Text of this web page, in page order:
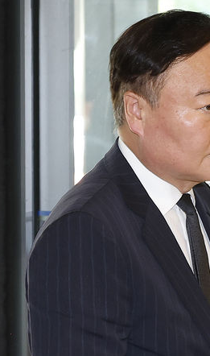
발사체 발사"
대야도 계속[내일날씨]
염 취소…11일 재개
의 대한국 무역적자 있어"
초유의 압수수색에 '충격·당황'
경신…영등포 순간 '40도'
색…내란 중요임무종사 혐의
오른 801.67 마감
내린 6296.38 마감
원 마감
X 로켓 달 충돌 흔적 포착
승부차기 끝 과달라하라 격파
나며 폭염 잠시 꺾인다"
…"공산주의가 최대 위협"
르무즈 통제권' 수용할까